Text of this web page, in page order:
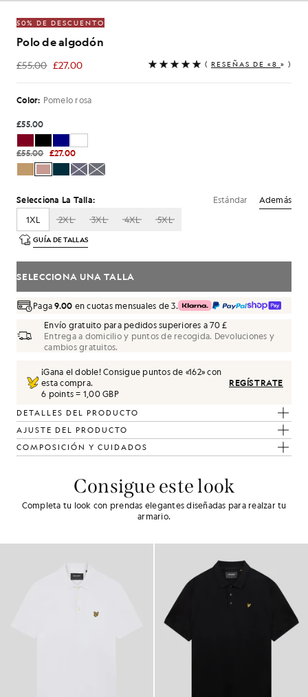
50% DE DESCUENTO
Polo de algodón
£55.00 £27.00
£27.00 ( RESEÑAS DE «8 » )
Color: Pomelo rosa
£55.00
£55.00 £27.00
Selecciona La Talla: Estándar
Además
1XL
2XL 3XL 4XL 5XL
GUÍA DE TALLAS
SELECCIONA UNA TALLA
Paga9.00 en cuotas mensuales de 3.
Envío gratuito para pedidos superiores a 70 £
Entrega a domicilio y puntos de recogida. Devoluciones y
cambios gratuitos.
¡Gana el doble! Consigue puntos de «162» con
esta compra.
6 points = 1,00 GBP
REGÍSTRATE
DETALLES DEL PRODUCTO
AJUSTE DEL PRODUCTO
COMPOSICIÓN Y CUIDADOS
Consigue este look
Completa tu look con prendas elegantes diseñadas para realzar tu
armario.